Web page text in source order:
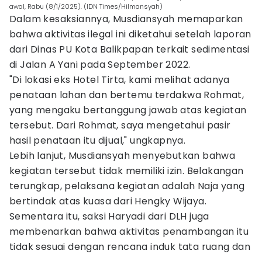
awal, Rabu (8/1/2025). (IDN Times/Hilmansyah)
Dalam kesaksiannya, Musdiansyah memaparkan
bahwa aktivitas ilegal ini diketahui setelah laporan
dari Dinas PU Kota Balikpapan terkait sedimentasi
di Jalan A Yani pada September 2022.
"Di lokasi eks Hotel Tirta, kami melihat adanya
penataan lahan dan bertemu terdakwa Rohmat,
yang mengaku bertanggung jawab atas kegiatan
tersebut. Dari Rohmat, saya mengetahui pasir
hasil penataan itu dijual," ungkapnya.
Lebih lanjut, Musdiansyah menyebutkan bahwa
kegiatan tersebut tidak memiliki izin. Belakangan
terungkap, pelaksana kegiatan adalah Naja yang
bertindak atas kuasa dari Hengky Wijaya.
Sementara itu, saksi Haryadi dari DLH juga
membenarkan bahwa aktivitas penambangan itu
tidak sesuai dengan rencana induk tata ruang dan